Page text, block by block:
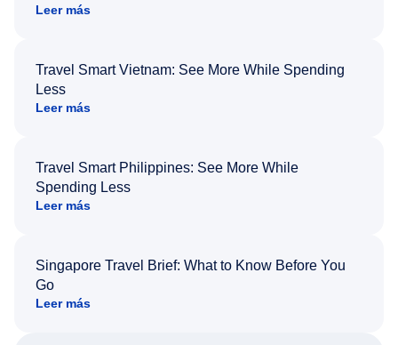
Leer más
Travel Smart Vietnam: See More While Spending
Less
Leer más
Travel Smart Philippines: See More While
Spending Less
Leer más
Singapore Travel Brief: What to Know Before You
Go
Leer más